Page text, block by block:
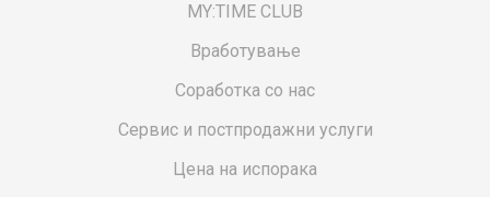
MY:TIME CLUB
Вработување
Соработка со нас
Сервис и постпродажни услуги
Цена на испорака